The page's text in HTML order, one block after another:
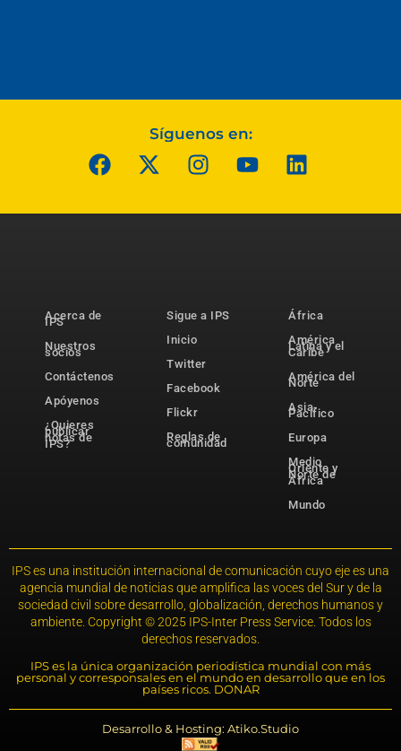
Síguenos en:
Acerca de
IPS
Nuestros
socios
Contáctenos
Apóyenos
¿Quieres
publicar
notas de
IPS?
Sigue a IPS
Inicio
Twitter
Facebook
Flickr
Reglas de
comunidad
África
América
Latina y el
Caribe
América del
Norte
Asia-
Pacífico
Europa
Medio
Oriente y
Norte de
África
Mundo
IPS es una institución internacional de comunicación cuyo eje es una
agencia mundial de noticias que amplifica las voces del Sur y de la
sociedad civil sobre desarrollo, globalización, derechos humanos y
ambiente. Copyright © 2025 IPS-Inter Press Service. Todos los
derechos reservados.
IPS es la única organización periodística mundial con más
personal y corresponsales en el mundo en desarrollo que en los
países ricos. DONAR
Desarrollo & Hosting: Atiko.Studio